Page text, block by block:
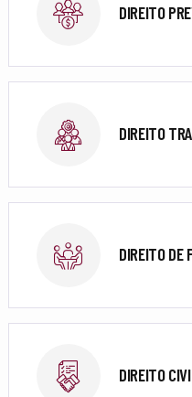
DIREITO
DIREITO
DIREITO DE
DIREITO